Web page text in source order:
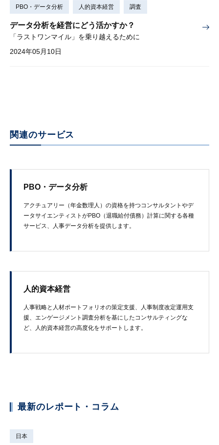
PBO・データ分析 人的資本経営 調査
データ分析を経営にどう活かすか？
「ラストワンマイル」を乗り越えるために
2024年05月10日
関連のサービス
PBO・データ分析
アクチュアリー​（年金数理人）の​資格を​持つコンサルタントや​デ
ータサイエンティストが​PBO​（退職給付債務）​計算に​関する​各種
サービス、​人事データ分析を​提供します。
人的資本経営
人事戦略と人材ポートフォリオの策定支援、人事制度改定運用支
援、エンゲージメント調査分析を基にしたコンサルティングな
ど、人的資本経営の高度化をサポートします。
最新のレポート・コラム
日本